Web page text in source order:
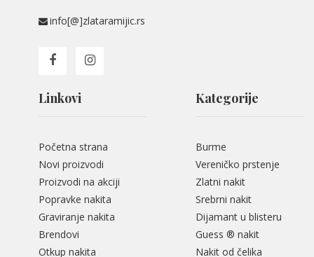
info[@]zlataramijic.rs
Linkovi
Početna strana
Novi proizvodi
Proizvodi na akciji
Popravke nakita
Graviranje nakita
Brendovi
Otkup nakita
Kategorije
Burme
Vereničko prstenje
Zlatni nakit
Srebrni nakit
Dijamant u blisteru
Guess ® nakit
Nakit od čelika